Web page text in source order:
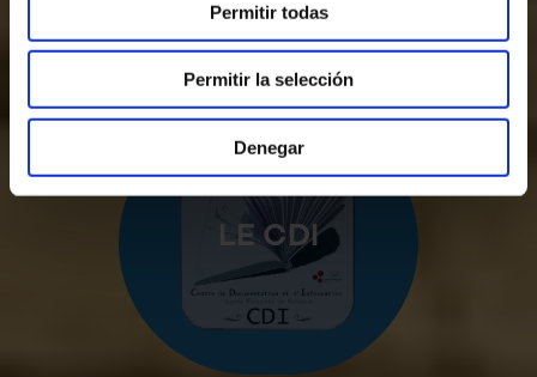
Permitir todas
Permitir la selección
Denegar
LE CDI